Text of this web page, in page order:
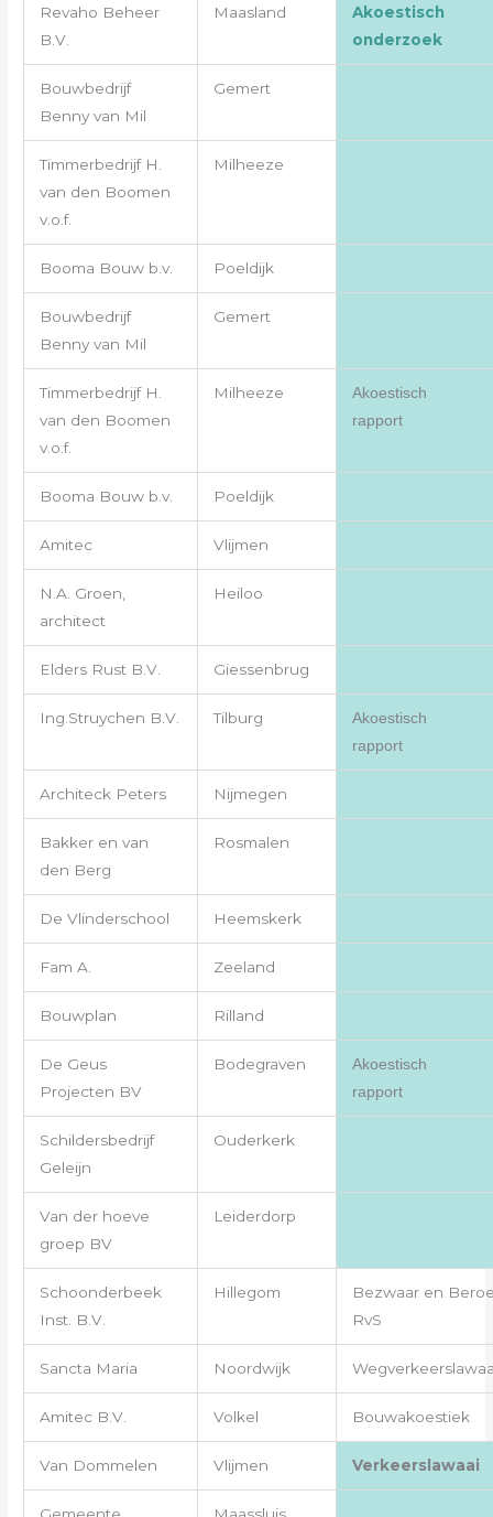
Revaho Beheer
B.V.
Maasland
Akoestisch
onderzoek
Bouwbedrijf
Benny van Mil
Gemert
Timmerbedrijf H.
van den Boomen
v.o.f.
Milheeze
Booma Bouw b.v. Poeldijk
Bouwbedrijf
Benny van Mil
Gemert
Timmerbedrijf H.
van den Boomen
v.o.f.
Milheeze
Akoestisch
rapport
Booma Bouw b.v. Poeldijk
Amitec Vlijmen
N.A. Groen,
architect
Heiloo
Elders Rust B.V. Giessenbrug
Ing.Struychen B.V. Tilburg
Akoestisch
rapport
Architeck Peters Nijmegen
Bakker en van
den Berg
Rosmalen
De Vlinderschool Heemskerk
Fam A. Zeeland
Bouwplan Rilland
De Geus
Projecten BV
Bodegraven
Akoestisch
rapport
Schildersbedrijf
Geleijn
Ouderkerk
Van der hoeve
groep BV
Leiderdorp
Schoonderbeek
Inst. B.V.
Hillegom
Bezwaar en
RvS
Sancta Maria Noordwijk
Amitec B.V. Volkel Bouwakoestiek
Van Dommelen Vlijmen Verkeerslawaai